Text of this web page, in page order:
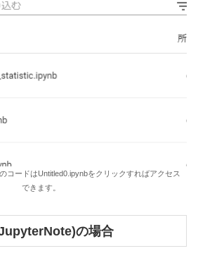
コードはUntitled0.ipynbをクリックすればアクセス
できます。
の場合